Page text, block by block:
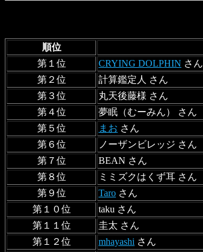
順位
第１位
CRYING DOLPHIN さん
第２位
計算鑑定人 さん
第３位
丸天後藤様 さん
第４位
夢眠（むーみん） さん
第５位
まお さん
第６位
ノーザンビレッジ さん
第７位
BEAN さん
第８位
ミミズクはくず耳 さん
第９位
Taro さん
第１０位
taku さん
第１１位
圭太 さん
第１２位
mhayashi さん